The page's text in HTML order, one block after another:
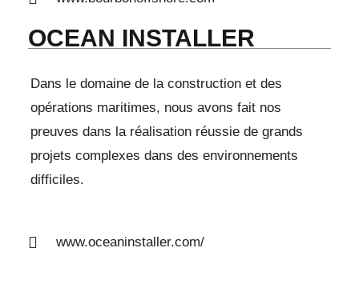
OCEAN INSTALLER
Dans le domaine de la construction et des
opérations maritimes, nous avons fait nos
preuves dans la réalisation réussie de grands
projets complexes dans des environnements
difficiles.
www.oceaninstaller.com/